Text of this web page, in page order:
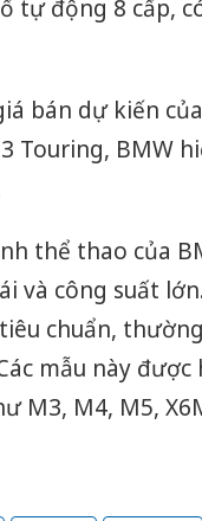
tự động 8 cấp,
bán dự kiến
Touring, BMW
thể thao của
và công suất
chuẩn,
mẫu này
M3, M4, M5,